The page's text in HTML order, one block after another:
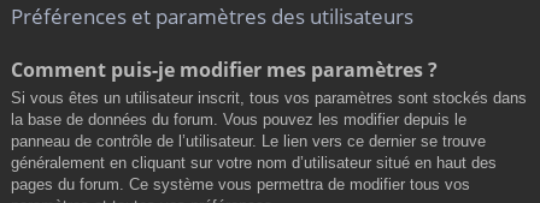
Préférences et paramètres des utilisateurs
Comment puis-je modifier mes paramètres ?
Si vous êtes un utilisateur inscrit, tous vos paramètres sont stockés dans
la base de données du forum. Vous pouvez les modifier depuis le
panneau de contrôle de l’utilisateur. Le lien vers ce dernier se trouve
généralement en cliquant sur votre nom d’utilisateur situé en haut des
pages du forum. Ce système vous permettra de modifier tous vos